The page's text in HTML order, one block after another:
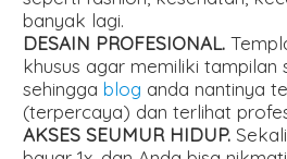
banyak lagi.
DESAIN PROFESIONAL.
khusus agar memiliki tampilan
sehinggablog anda nantinya
(terpercaya) dan terlihat
AKSES SEUMUR HIDUP.